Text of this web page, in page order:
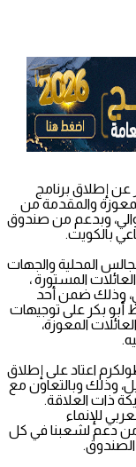
إطلاق برنامج
والمقدمة من
وبدعم من صندوق
بالكويت.
المحلية والجهات
المستورة ،
(1100) طرد غذائي، وذلك ضمن أحد
أبو بكر على توجيهات
المعوزة،
اعتاد على إطلاق
وذلك وبالتعاون مع
ذات العلاقة.
للإنماء
من دعم لشعبنا في كل